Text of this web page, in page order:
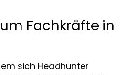
Fachkräfte in
sich Headhunter